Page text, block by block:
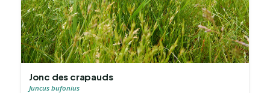
Jonc des crapauds
Juncus bufonius